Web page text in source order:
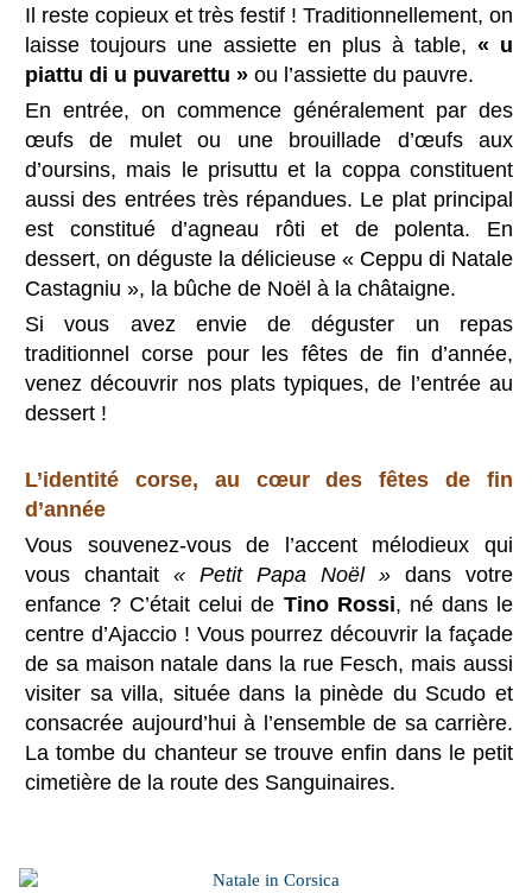
Il reste copieux et très festif ! Traditionnellement, on
laisse toujours une assiette en plus à table, « u
piattu di u puvarettu » ou l’assiette du pauvre.
En entrée, on commence généralement par des
œufs de mulet ou une brouillade d’œufs aux
d’oursins, mais le prisuttu et la coppa constituent
aussi des entrées très répandues. Le plat principal
est constitué d’agneau rôti et de polenta. En
dessert, on déguste la délicieuse « Ceppu di Natale
Castagniu », la bûche de Noël à la châtaigne.
Si vous avez envie de déguster un repas
traditionnel corse pour les fêtes de fin d’année,
venez découvrir nos plats typiques, de l’entrée au
dessert !
L’identité corse, au cœur des fêtesde fin
d’année
Vous souvenez-vous de l’accent mélodieux qui
vous chantait « Petit Papa Noël » dans votre
enfance ? C’était celui de Tino Rossi, né dans le
centre d’Ajaccio ! Vous pourrez découvrir la façade
de sa maison natale dans la rue Fesch, mais aussi
visiter sa villa, située dans la pinède du Scudo et
consacrée aujourd’hui à l’ensemble de sa carrière.
La tombe du chanteur se trouve enfin dans le petit
cimetière de la route des Sanguinaires.